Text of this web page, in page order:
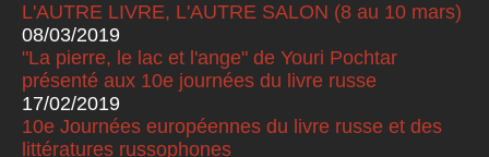
L'AUTRE LIVRE, L'AUTRE SALON (8 au 10 mars)
08/03/2019
"La pierre, le lac et l'ange" de Youri Pochtar
présenté aux 10e journées du livre russe
17/02/2019
10e Journées européennes du livre russe et des
littératures russophones